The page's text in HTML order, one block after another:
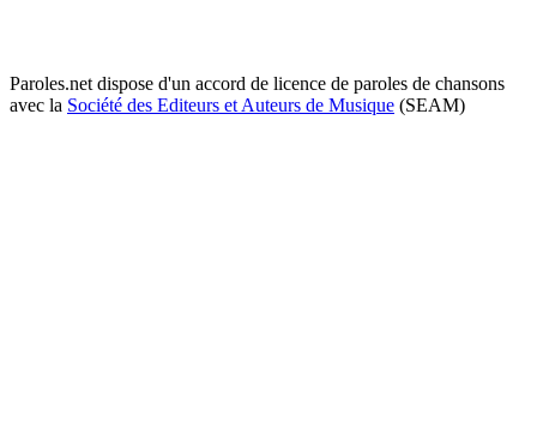
Paroles.net dispose d'un accord de licence de paroles de chansons
avec la Société des Editeurs et Auteurs de Musique (SEAM)